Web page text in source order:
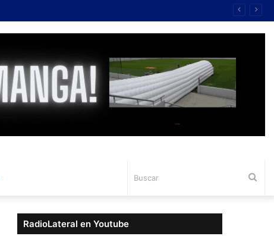
RadioLateral en Youtube